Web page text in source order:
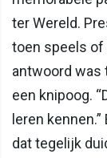
ter Wereld.
toen speels of
antwoord was
een knipoog.
leren
dat tegelijk